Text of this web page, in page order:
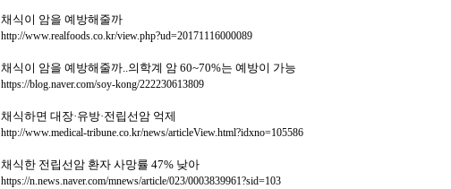
채식이 암을 예방해줄까
http://www.realfoods.co.kr/view.php?ud=20171116000089
채식이 암을 예방해줄까..의학계 암 60~70%는 예방이 가능
https://blog.naver.com/soy-kong/222230613809
채식하면 대장·유방·전립선암 억제
http://www.medical-tribune.co.kr/news/articleView.html?idxno=105586
채식한 전립선암 환자 사망률 47% 낮아
https://n.news.naver.com/mnews/article/023/0003839961?sid=103